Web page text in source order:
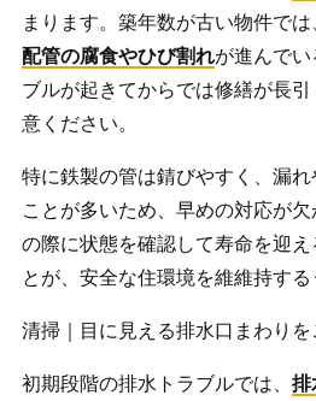
まります。築年数が古い物件で
配管の腐食やひび割れが進んでい
ブルが起きてからでは修繕が長
意ください。
特に鉄製の管は錆びやすく、漏
ことが多いため、早めの対応が
の際に状態を確認して寿命を迎え
とが、安全な住環境を維維持する
清掃｜目に見える排水口まわり
初期段階の排水トラブルでは、 排